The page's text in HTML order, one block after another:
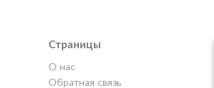
Страницы
О нас
Обратная связь